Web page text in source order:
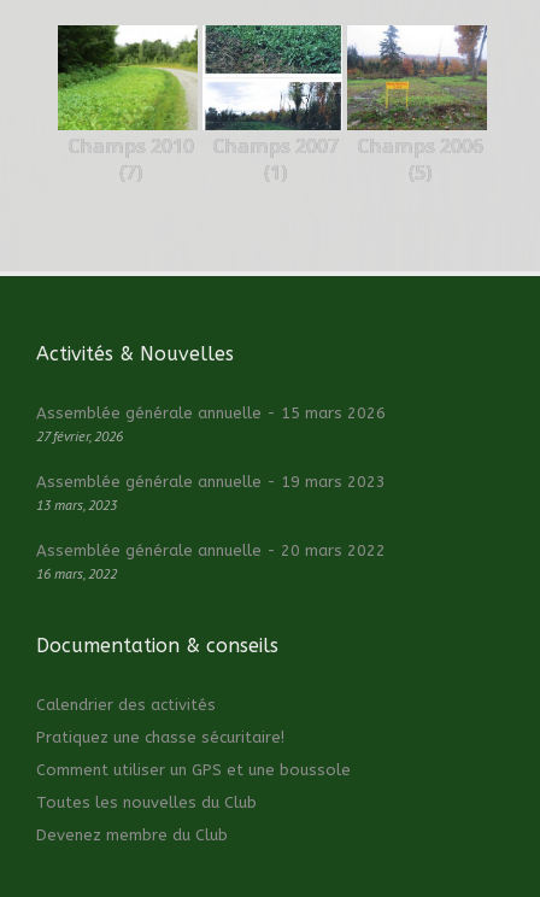
Champs 2010
(7)
Champs 2007
(1)
Champs 2006
(5)
Activités & Nouvelles
Assemblée générale annuelle - 15 mars 2026
27 février, 2026
Assemblée générale annuelle - 19 mars 2023
13 mars, 2023
Assemblée générale annuelle - 20 mars 2022
16 mars, 2022
Documentation & conseils
Calendrier des activités
Pratiquez une chasse sécuritaire!
Comment utiliser un GPS et une boussole
Toutes les nouvelles du Club
Devenez membre du Club